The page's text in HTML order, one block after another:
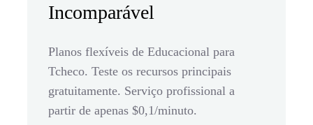
Incomparável
Planos flexíveis de Educacional para
Tcheco. Teste os recursos principais
gratuitamente. Serviço profissional a
partir de apenas $0,1/minuto.